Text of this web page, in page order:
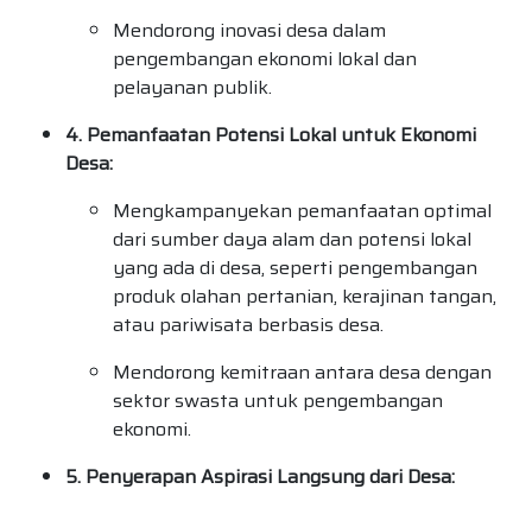
Mendorong inovasi desa dalam
pengembangan ekonomi lokal dan
pelayanan publik.
4. Pemanfaatan Potensi Lokal untuk Ekonomi
Desa:
Mengkampanyekan pemanfaatan optimal
dari sumber daya alam dan potensi lokal
yang ada di desa, seperti pengembangan
produk olahan pertanian, kerajinan tangan,
atau pariwisata berbasis desa.
Mendorong kemitraan antara desa dengan
sektor swasta untuk pengembangan
ekonomi.
5. Penyerapan Aspirasi Langsung dari Desa: